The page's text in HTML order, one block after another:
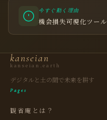
今すぐ動く理由
機会損失可視化ツール
kanseian
kanseian.earth
デジタルと土の間で未来を耕す
Pages
観省庵とは？
観 観省庵 相談窓口
BUSINESS CONSULTING
📈 利益を増やしたい
🔍 現状サイトを分析したい